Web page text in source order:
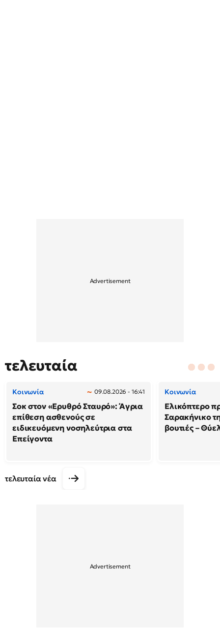
τελευταία
Κοινωνία 09.08.2026 - 16:41
Σοκ στον «Ερυθρό Σταυρό»: Άγρια
επίθεση ασθενούς σε
ειδικευόμενη νοσηλεύτρια στα
Επείγοντα
Κοινωνία
Ελικόπτερο
Σαρακήνικο
βουτιές –
τελευταία νέα